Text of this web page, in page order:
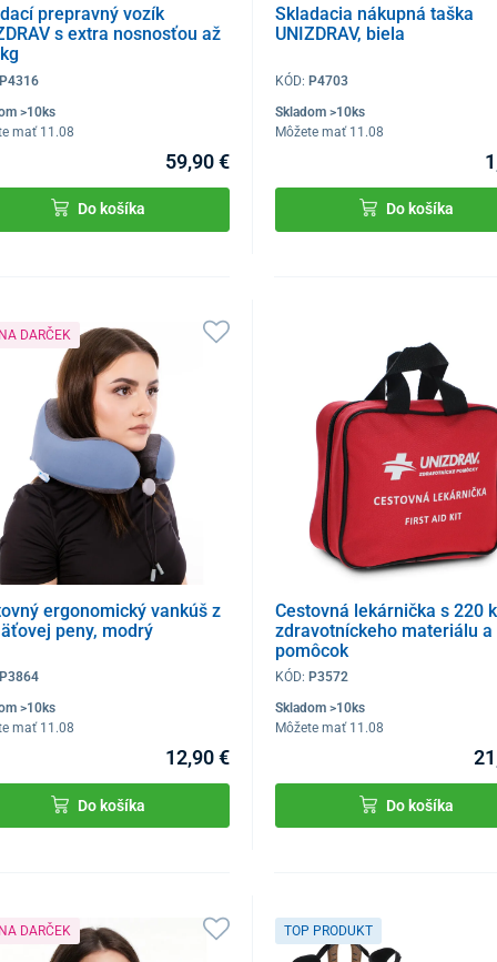
prepravný vozík
s extra nosnosťou až
P4316
>10ks
mať 11.08
59,90 €
Do košíka
Skladacia nákupná taška
UNIZDRAV, biela
KÓD: P4703
Skladom >10ks
Môžete mať 11.08
Do košíka
DARČEK
ergonomický vankúš z
peny, modrý
P3864
>10ks
mať 11.08
12,90 €
Do košíka
Cestovná lekárnička s 220
zdravotníckeho materiálu a
pomôcok
KÓD: P3572
Skladom >10ks
Môžete mať 11.08
Do košíka
DARČEK TOP PRODUKT